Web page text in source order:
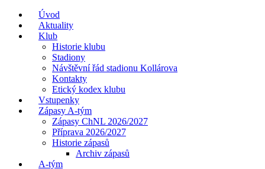
Úvod
Aktuality
Klub
Historie klubu
Stadiony
Návštěvní řád stadionu Kollárova
Kontakty
Etický kodex klubu
Vstupenky
Zápasy A-tým
Zápasy ChNL 2026/2027
Příprava 2026/2027
Historie zápasů
Archiv zápasů
A-tým